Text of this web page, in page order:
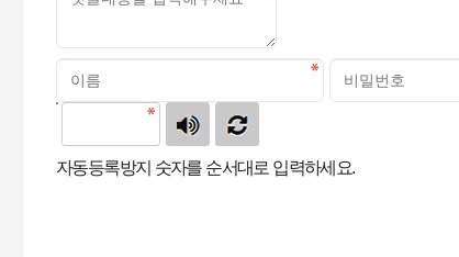
자동등록방지 숫자를 순서대로 입력하세요.